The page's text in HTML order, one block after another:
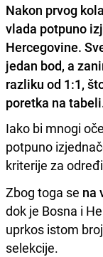
Nakon prvog
vlada potpuno
Hercegovine.
jedan bod, a
razliku od 1:1,
poretka na
Iako bi mnogi
potpuno
kriterije za
Zbog toga se na
dok je Bosna i
uprkos istom
selekcije.